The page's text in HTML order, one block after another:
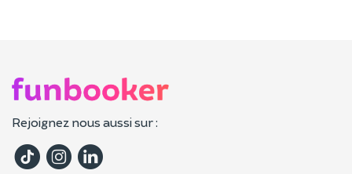
Rejoignez nous aussi sur :